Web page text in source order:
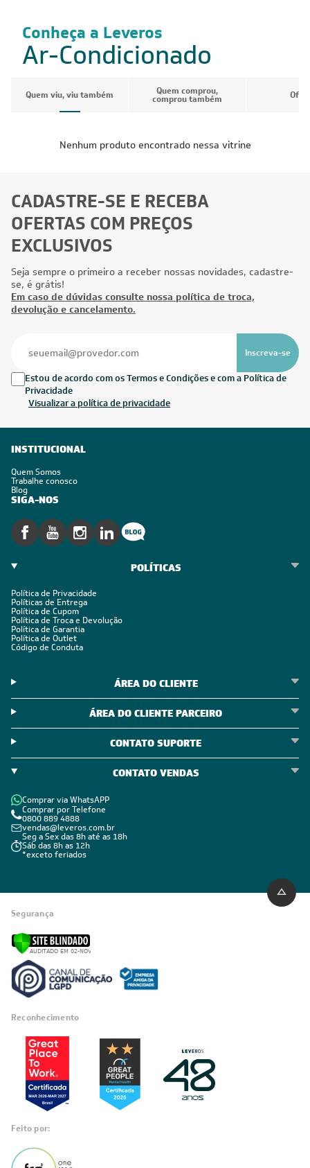
Conheça a Leveros
Ar-Condicionado
Quem viu, viu também Quem comprou,
comprou também
Nenhum produto encontrado nessa vitrine
CADASTRE-SE E RECEBA
OFERTAS COM PREÇOS
EXCLUSIVOS
Seja sempre o primeiro a receber nossas novidades, cadastre-
se, é grátis!
Em caso de dúvidas consulte nossa política de troca,
devolução e cancelamento.
Inscreva-se
Estou de acordo com os Termos e Condições e com a Política de
Privacidade
Visualizar a política de privacidade
INSTITUCIONAL
Quem Somos
Trabalhe conosco
Blog
SIGA-NOS
POLÍTICAS
Política de Privacidade
Políticas de Entrega
Política de Cupom
Política de Troca e Devolução
Política de Garantia
Política de Outlet
Código de Conduta
ÁREA DO CLIENTE
ÁREA DO CLIENTE PARCEIRO
CONTATO SUPORTE
CONTATO VENDAS
Comprar via WhatsAPP
Comprar por Telefone
0800 889 4888
vendas@leveros.com.br
Seg a Sex das 8h até as 18h
Sáb das 8h as 12h
*exceto feriados
Segurança
Reconhecimento
Feito por: